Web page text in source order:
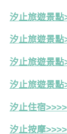
汐止旅遊景點
汐止旅遊景點
汐止旅遊景點
汐止旅遊景點
汐止住宿
汐止按摩